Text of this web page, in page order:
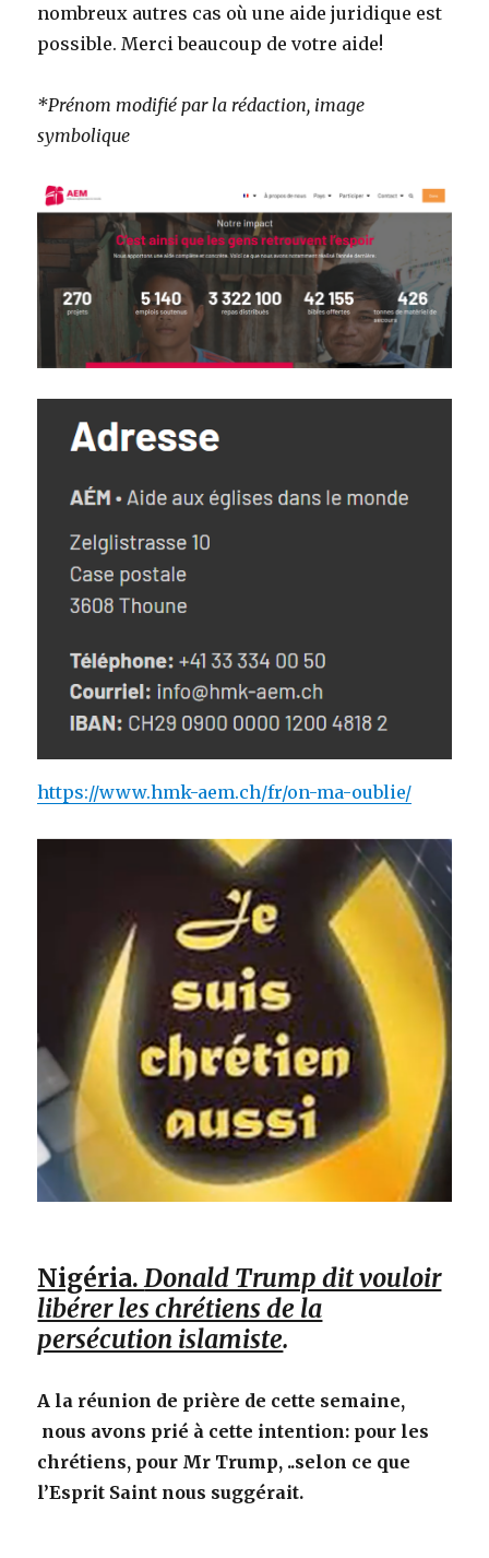
nombreux autres cas où une aide juridique est
possible. Merci beaucoup de votre aide!
*Prénom modifié par la rédaction, image
symbolique
https://www.hmk-aem.ch/fr/on-ma-oublie/
Nigéria.Donald Trump dit vouloir
libérer les chrétiens de la
persécution islamiste.
A la réunion de prière de cette semaine,
nous avons prié à cette intention: pour les
chrétiens, pour Mr Trump, ..selon ce que
l’Esprit Saint nous suggérait.